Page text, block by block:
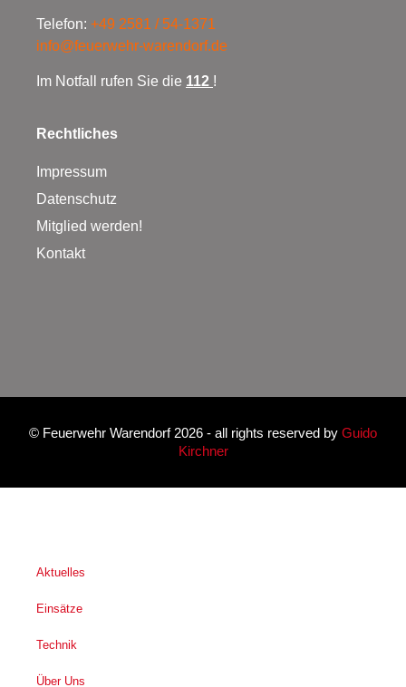
Telefon: +49 2581 / 54-1371
info@feuerwehr-warendorf.de
Im Notfall rufen Sie die 112 !
Rechtliches
Impressum
Datenschutz
Mitglied werden!
Kontakt
© Feuerwehr Warendorf 2026 - all rights reserved by Guido
Kirchner
Aktuelles
Einsätze
Technik
Über Uns